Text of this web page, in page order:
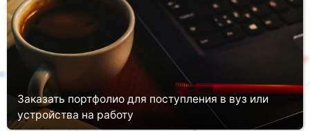
Заказать портфолио для поступления в вуз или
устройства на работу